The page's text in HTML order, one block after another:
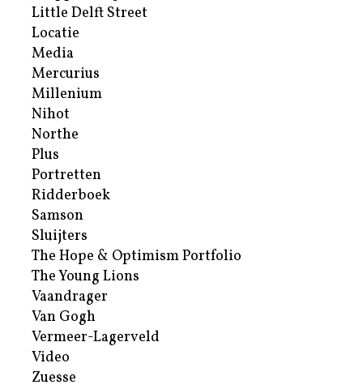
Little Delft Street
Locatie
Media
Mercurius
Millenium
Nihot
Northe
Plus
Portretten
Ridderboek
Samson
Sluijters
The Hope & Optimism Portfolio
The Young Lions
Vaandrager
Van Gogh
Vermeer-Lagerveld
Video
Zuesse